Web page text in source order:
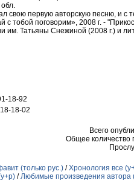
обл.
свою первую авторскую песню, и
с тобой поговорим», 2008 г. -
им. Татьяны Снежиной (2008 г.) и
18-92
18-02
Всего
Общее количество
(только рус.) /Хронология все
/Любимые произведения автора